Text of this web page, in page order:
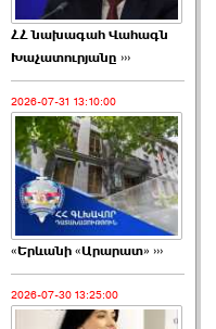
ՀՀ նախագահ Վահագն
Խաչատուրյանը ›››
2026-07-31 13:10:00
«Երևանի «Արարատ» ›››
2026-07-30 13:25:00